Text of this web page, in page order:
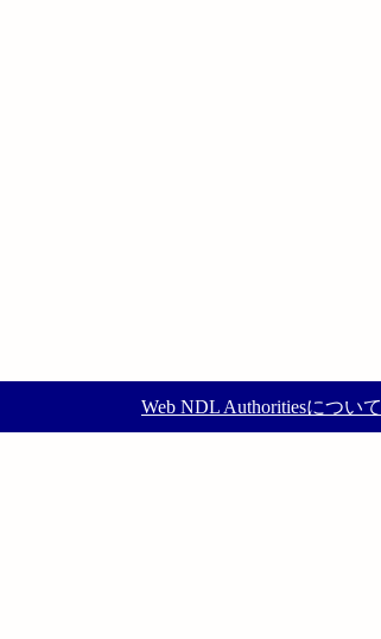
Web NDL Authoritiesについて